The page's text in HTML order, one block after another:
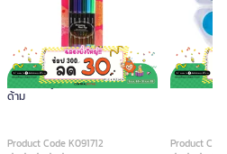
ปากกาหัวพู่กัน MONT MARTE 12
ด้าม
Product Code K091712
สีเทมพาร่า
Product